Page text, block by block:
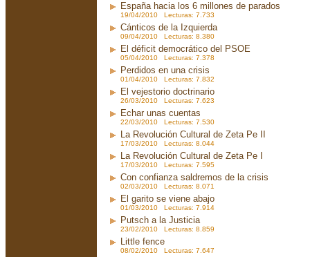
España hacia los 6 millones de parados
19/04/2010 Lecturas: 7.733
Cánticos de la Izquierda
09/04/2010 Lecturas: 8.380
El déficit democrático del PSOE
05/04/2010 Lecturas: 7.378
Perdidos en una crisis
01/04/2010 Lecturas: 7.832
El vejestorio doctrinario
26/03/2010 Lecturas: 7.623
Echar unas cuentas
22/03/2010 Lecturas: 7.530
La Revolución Cultural de Zeta Pe II
17/03/2010 Lecturas: 8.044
La Revolución Cultural de Zeta Pe I
17/03/2010 Lecturas: 7.595
Con confianza saldremos de la crisis
02/03/2010 Lecturas: 8.071
El garito se viene abajo
01/03/2010 Lecturas: 7.914
Putsch a la Justicia
23/02/2010 Lecturas: 8.859
Little fence
08/02/2010 Lecturas: 7.647